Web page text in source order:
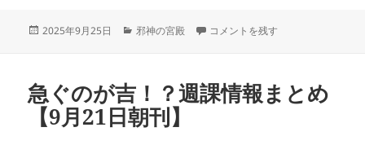
投
2025年9月25日
カ
ー
邪神の宮殿 【邪神の宮殿】9月25日更新「魔
コメントを残す
急ぐのが吉！？週課情報まとめ
【9月21日朝刊】